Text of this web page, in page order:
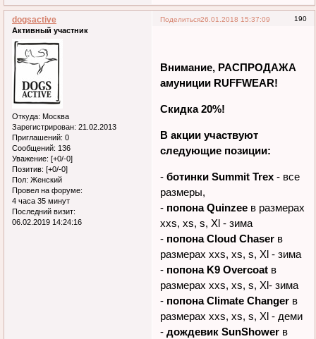
0
dogsactive
Активный участник
Откуда:Москва
Зарегистрирован
Приглашений:0
Сообщений:136
Уважение: [+0/-0]
Позитив: [+0/-0]
Пол:Женский
Провел на форуме:
Внимание, РАСПРОДАЖА
Скидка 20%!
В акции участвуют
следующие позиции:
-ботинки Summit Trex
размеры,
-попона Quinzee в размерах
xxs, xs, s, Xl - зима
-попона Cloud Chaser в
размерах xxs, xs, s, Xl - зима
-попона K9 Overcoatв
размерах xxs, xs, s, Xl- зима